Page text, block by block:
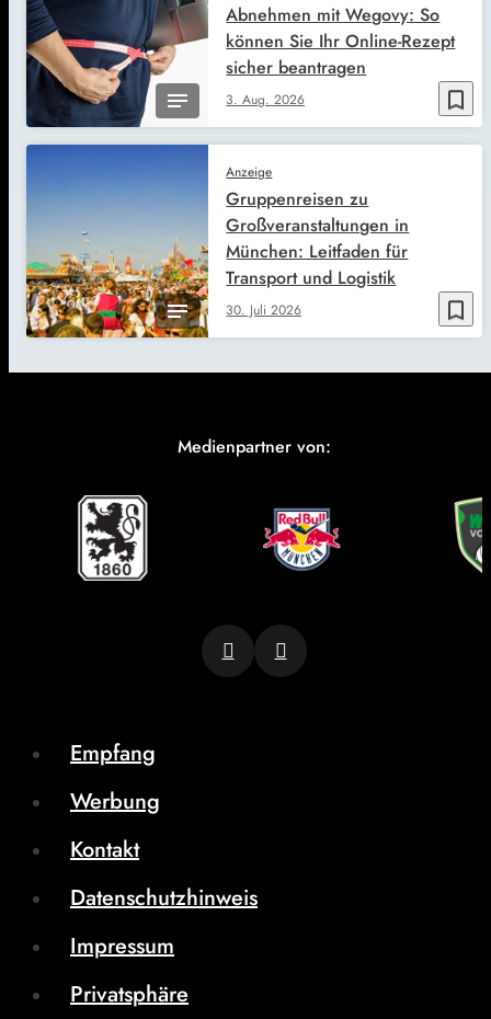
bookmark_border
3. Aug. 2026
Abnehmen mit Wegovy: So
können Sie Ihr Online-Rezept
sicher beantragen
bookmark_border
Anzeige
30. Juli 2026
Gruppenreisen zu
Großveranstaltungen in
München: Leitfaden für
Transport und Logistik
Medienpartner von:
Empfang
Werbung
Kontakt
Datenschutzhinweis
Impressum
Privatsphäre